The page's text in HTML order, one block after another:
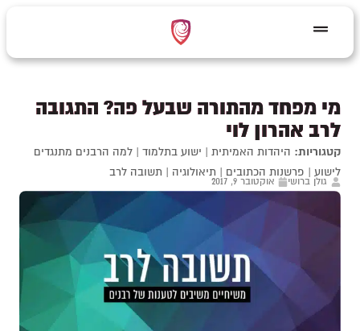
מי מפחד מהתורה שבעל פה? התגובה
לרב אהרון לוי
קטגוריות: היהדות האמיתית | ישוע בתלמוד | למה הרבנים מתנגדים
לישוע | פרשנות הכתובים | תיאולוגיה | תשובה לרב
גולן ברושי אוקטובר 9, 2017